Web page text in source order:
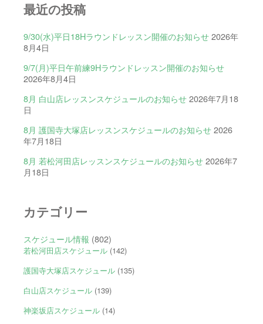
最近の投稿
9/30(水)平日18Hラウンドレッスン開催のお知らせ 2026年
8月4日
9/7(月)平日午前練9Hラウンドレッスン開催のお知らせ
2026年8月4日
8月 白山店レッスンスケジュールのお知らせ 2026年7月18
日
8月 護国寺大塚店レッスンスケジュールのお知らせ 2026
年7月18日
8月 若松河田店レッスンスケジュールのお知らせ 2026年7
月18日
カテゴリー
スケジュール情報 (802)
若松河田店スケジュール(142)
護国寺大塚店スケジュール(135)
白山店スケジュール(139)
神楽坂店スケジュール(14)